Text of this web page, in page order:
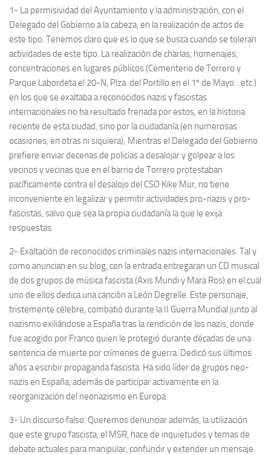
1- La permisividad del Ayuntamiento y la administración, con el
Delegado del Gobierno a la cabeza, en la realización de actos de
este tipo. Tenemos claro que es lo que se busca cuando se toleran
actividades de este tipo. La realización de charlas, homenajes,
concentraciones en lugares públicos (Cementerio de Torrero y
Parque Labordeta el 20-N, Plza. del Portillo en el 1º de Mayo…etc.)
en los que se exaltaba a reconocidos nazis y fascistas
internacionales no ha resultado frenada por estos, en la historia
reciente de esta ciudad, sino por la ciudadanía (en numerosas
ocasiones, en otras ni siquiera); Mientras el Delegado del Gobierno
prefiere enviar decenas de policías a desalojar y golpear a los
vecinos y vecinas que en el barrio de Torrero protestaban
pacíficamente contra el desalojo del CSO Kike Mur, no tiene
inconveniente en legalizar y permitir actividades pro-nazis y pro-
fascistas, salvo que sea la propia ciudadanía la que le exija
respuestas.
2- Exaltación de reconocidos criminales nazis internacionales. Tal y
como anuncian en su blog, con la entrada entregaran un CD musical
de dos grupos de música fascista (Axis Mundi y Mara Ros) en el cual
uno de ellos dedica una canción a León Degrelle. Este personaje,
tristemente célebre, combatió durante la II Guerra Mundial junto al
nazismo exiliándose a España tras la rendición de los nazis, donde
fue acogido por Franco quien le protegió durante décadas de una
sentencia de muerte por crímenes de guerra. Dedicó sus últimos
años a escribir propaganda fascista. Ha sido líder de grupos neo-
nazis en España, además de participar activamente en la
reorganización del neonazismo en Europa.
3- Un discurso falso. Queremos denunciar además, la utilización
que este grupo fascista, el MSR, hace de inquietudes y temas de
debate actuales para manipular, confundir y extender un mensaje